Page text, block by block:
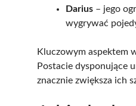
Darius – jego
wygrywać
Kluczowym aspektem
Postacie dysponujące
znacznie zwiększa ich